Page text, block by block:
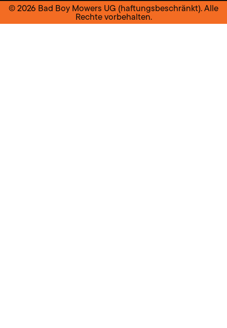
© 2026 Bad Boy Mowers UG (haftungsbeschränkt). Alle
Rechte vorbehalten.